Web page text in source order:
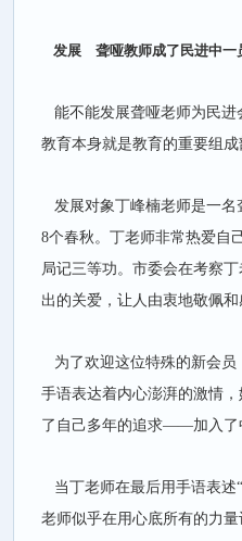
发展 聋哑教师成了民进中一
能不能发展聋哑老师为民进
教育本身就是教育的重要组
发展对象丁峰楠老师是一名
8个春秋。丁老师非常热爱自
局记三等功。市委会在考察
出的关爱，让人由衷地敬佩
为了欢迎这位特殊的新会员
手语表达着内心澎湃的激情
了自己多年的追求——加入了
当丁老师在最后用手语表述
老师似乎在用心底所有的力